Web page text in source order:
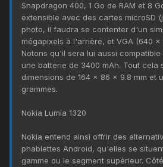
Snapdragon 400, 1 Go de RAM et 8
extensible avec des cartes microSD
photo, il faudra se contenter d'un
mégapixels à l'arrière, et VGA (640
Notons qu'il sera lui aussi
une batterie de 3400 mAh. Tout cela
dimensions de 164 x 86 x 9.8 mm et
grammes.
Nokia Lumia 1320
Nokia entend ainsi offrir des
phablettes Android, qu'elles se
gamme ou le segment supérieur.